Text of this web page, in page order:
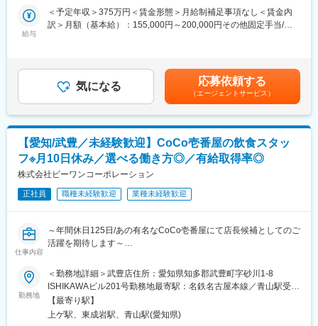
駅、藤枝駅、入江岡駅、清水駅(静岡県)、御門台駅、新静岡駅、安
倍川駅、静岡駅、小泉駅、多治見駅、根本駅、西岐阜駅、切通
本駅、新可児駅、美濃川合駅、西可児駅、可児駅、各務原市役所
前駅、那加駅、新加納駅、名電各務原駅、鵜沼宿駅、土岐市駅、
恵那駅、東野駅(岐阜県)、瑞浪駅、十九条駅、美江寺駅、穂積駅、
前平公園駅、美濃太田駅、松森駅、洲原駅、吹田駅(阪急線)、陸前
白沢駅、関下有知駅、関駅(岐阜県)、高山駅、瀬上駅、飛騨一ノ宮
駅、衣摺加美北駅、近鉄富田駅、赤堀駅、西桑名駅、長島駅、西
大路御池駅、醍醐駅(京都府)、上前津駅、千種駅、栄町駅(愛知
県)、伏見駅(愛知県)、平安通駅、大同町駅、鳴子北駅、豊田本町
駅、新瀬戸駅、豊川稲荷駅、上挙母駅、梅坪駅、インテック本社
前駅、粟島駅、西富山駅、小泉町駅(富山県)、東向日駅、上小田井
洛西口駅、庄内緑地公園駅、苧ケ瀬駅
◎選べる働き方
・給与も休日も安定したい方向け：350万円／月9-10日休み
・たくさん稼ぎたい方向け：年収375万円／月8-9日休み
2024年には9人目の独立者を輩出予定です！
独立後は年収1千万円も可能です！
※独立後も本部・税理士・労務士等がサポート。
・CoCo壱番屋にて調理や接客など基本を覚えます。
・ゆくゆくは店長候補／店長として、メンバーのシフト・売上管
理・
■過去のご入社事例
界・職種出身の方が活躍しています。
店長や社員と相談しながら、アルバイトの育成・効率的なコスト
削減・リピーターを増やす方法など、店舗運営に関する幅広い業
務に携わることがこの仕事の面白さです。新しいことにも挑戦す
ることができ、過去には他の飲食店とコラボしたメニュー考案や
給与
＜予定年収＞375万円＜賃金形態＞月給制補足事項なし＜賃金内
訳＞月額（基本給）：155,000円～200,000円その他固定手当/
有＜残業手当＞有＜給与補足＞■住宅手当・皆勤手当・食事手当あ
り ※上記月給には一律手当を含む■昇給・賞与あり ※規定あり■モ
デル年収（手当＋賞与等の手当含む）600万円／マネージャー
（月給40万円）500万円／店長（月給35万円）400万円／店舗ス
タッフ（月給30万円）賃金はあくまでも目安の金額であり、選考
を通じて上下する可能性があります。月給(月額)は固定手当を含め
た表記です。
気になる 応募依頼する
（エージェントサービス）
【愛知/武豊／未経験歓迎】CoCo壱番屋の飲食スタッ
フ※月10日休み／選べる働き方◎／有給取得率◎
株式会社ビーワンコーポレーション
正社員 職種未経験歓迎 業種未経験歓迎
仕事内容
～年間休日125日/あの有名なCoCo壱番屋にて店長候補としてのご
活躍を期待します～
率◎
経営層との距離が近いからこそ経営スキルが身に付きます
■弊社の3つの魅力：【変更の範囲：会社の定める業務】
◎充実した福利厚生
勤務地
＜勤務地詳細＞武豊店住所：愛知県知多郡武豊町字砂川1-8
ISHIKAWAビル201号勤務地最寄駅：名鉄名古屋本線／青山駅受動
喫煙対策：屋内全面禁煙変更の範囲：会社の定める事業所
【最寄り駅】
上ゲ駅、東成岩駅、青山駅(愛知県)